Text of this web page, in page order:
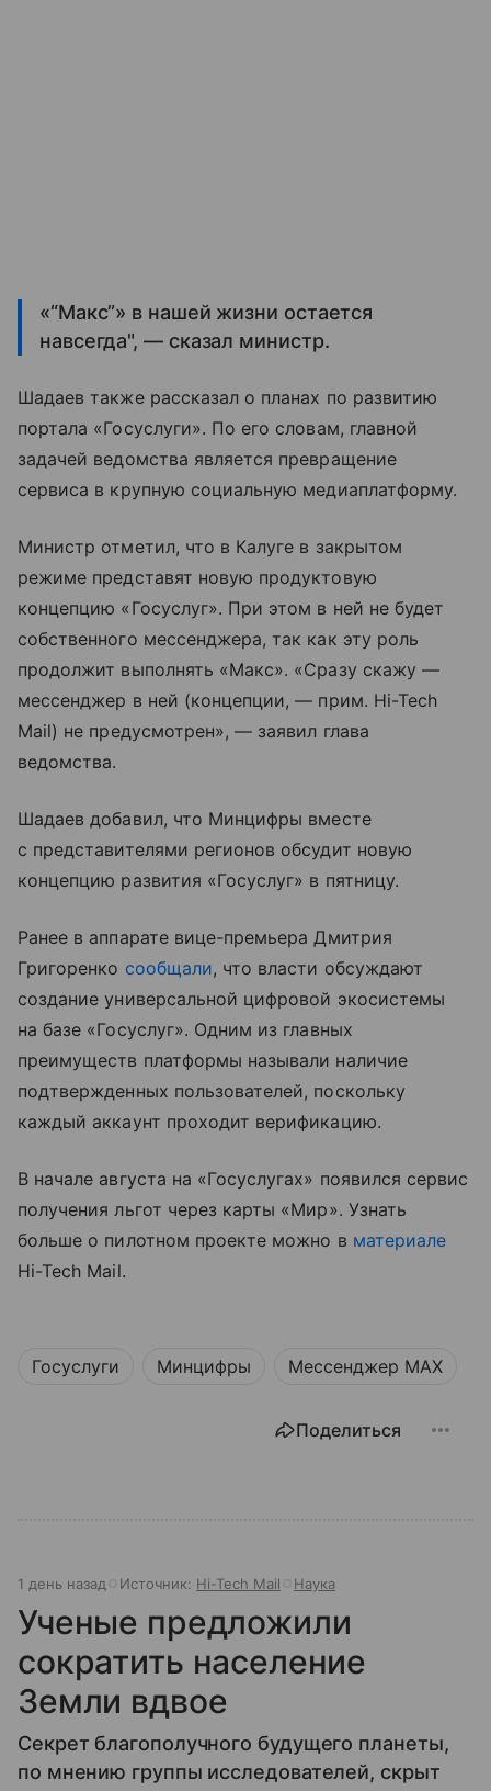
«“Макс”» в нашей жизни остается
навсегда", — сказал министр.
Шадаев также рассказал о планах по развитию
портала «Госуслуги». По его словам, главной
задачей ведомства является превращение
сервиса в крупную социальную медиаплатформу.
Министр отметил, что в Калуге в закрытом
режиме представят новую продуктовую
концепцию «Госуслуг». При этом в ней не будет
собственного мессенджера, так как эту роль
продолжит выполнять «Макс». «Сразу скажу —
мессенджер в ней (концепции, — прим. Hi-Tech
Mail) не предусмотрен», — заявил глава
ведомства.
Шадаев добавил, что Минцифры вместе
с представителями регионов обсудит новую
концепцию развития «Госуслуг» в пятницу.
Ранее в аппарате вице-премьера Дмитрия
Григоренко сообщали, что власти обсуждают
создание универсальной цифровой экосистемы
на базе «Госуслуг». Одним из главных
преимуществ платформы называли наличие
подтвержденных пользователей, поскольку
каждый аккаунт проходит верификацию.
В начале августа на «Госуслугах» появился сервис
получения льгот через карты «Мир». Узнать
больше о пилотном проекте можно в материале
Hi-Tech Mail.
Госуслуги Минцифры Мессенджер MAX
Поделиться
1 день назад Источник: Hi-Tech Mail Наука
Ученые предложили
сократить население
Земли вдвое
Секрет благополучного будущего планеты,
по мнению группы исследователей, скрыт